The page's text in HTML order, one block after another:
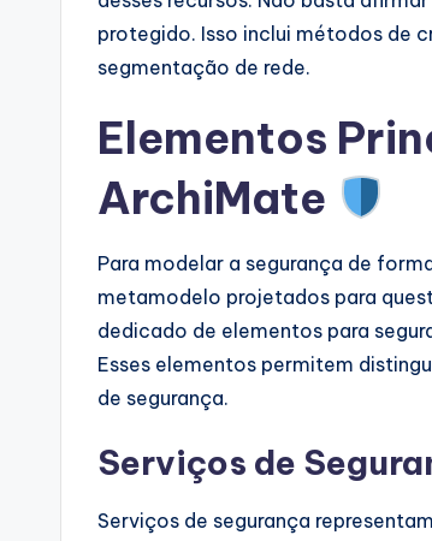
protegido. Isso inclui métodos de
segmentação de rede.
Elementos
ArchiMate
Para modelar a segurança de
metamodelo projetados para
dedicado de elementos para
Esses elementos permitem
de segurança.
Serviços de
Serviços de segurança